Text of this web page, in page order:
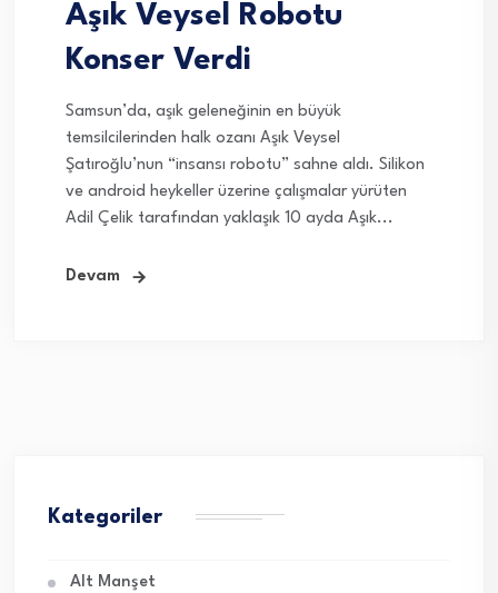
Aşık Veysel Robotu
Konser Verdi
Samsun’da, aşık geleneğinin en büyük
temsilcilerinden halk ozanı Aşık Veysel
Şatıroğlu’nun “insansı robotu” sahne aldı. Silikon
ve android heykeller üzerine çalışmalar yürüten
Adil Çelik tarafından yaklaşık 10 ayda Aşık...
Devam
Kategoriler
Alt Manşet